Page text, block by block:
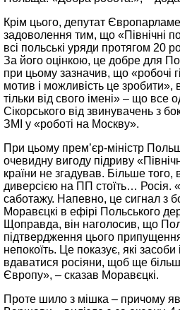
Крім цього, депутат
задоволення тим, що «Північні
всі польські уряди протягом 20
За його оцінкою, це добре для
при цьому зазначив, що «робочі
мотив і можливість це зробити»,
тільки від свого імені» – що все
Сікорського від звинувачень з
ЗМІ у «роботі на Москву».
При цьому прем’єр-міністр
очевидну вигоду підриву
країни не згадував. Більше того,
диверсією на ПП стоїть… Росія.
саботажу. Напевно, це сигнал з
Моравєцкі в ефірі Польського
Щоправда, він наголосив, що
підтвердження цього
непокоїть. Це показує, які засоби
вдаватися росіяни, щоб ще
Європу», – сказав Моравєцкі.
Проте шило з мішка – причому